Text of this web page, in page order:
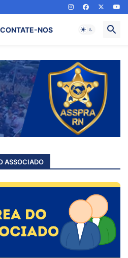
CONTATE-NOS
ASSOCIADO